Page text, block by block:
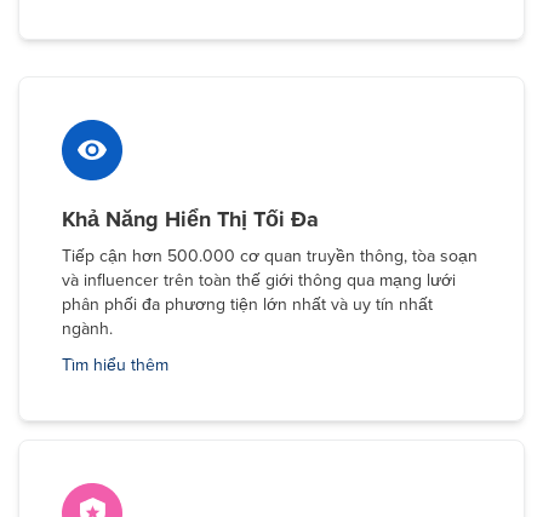
Khả Năng Hiển Thị Tối Đa
Tiếp cận hơn 500.000 cơ quan truyền thông, tòa soạn
và influencer trên toàn thế giới thông qua mạng lưới
phân phối đa phương tiện lớn nhất và uy tín nhất
ngành.
Tìm hiểu thêm